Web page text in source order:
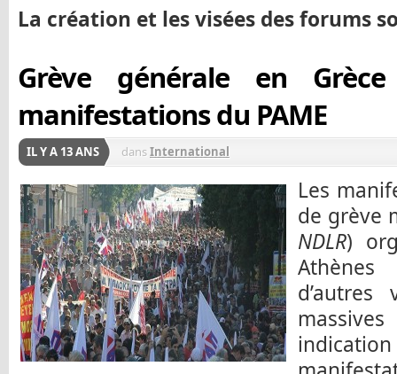
La création et les visées des forums
Grève générale en
manifestations du PAME
IL Y A 13 ANS dansInternational
Les
de grève
NDLR)